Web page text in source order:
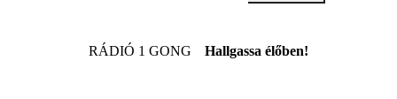
RÁDIÓ 1 GONG Hallgassa élőben!